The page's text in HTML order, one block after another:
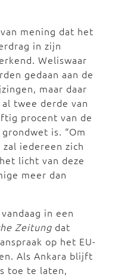
mening dat het
in zijn
Weliswaar
gedaan aan de
maar daar
twee derde van
procent van de
is. “Om
iedereen zich
licht van deze
meer dan
in een
Zeitung dat
op het EU-
Als Ankara blijft
toe te laten,